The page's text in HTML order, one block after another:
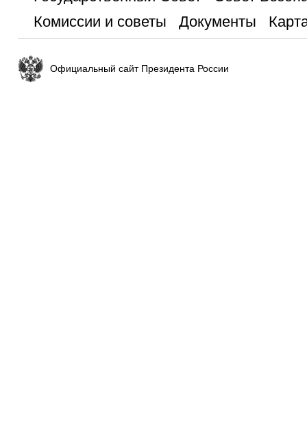
Комиссии и советы
Документы
Официальный сайт Президента России